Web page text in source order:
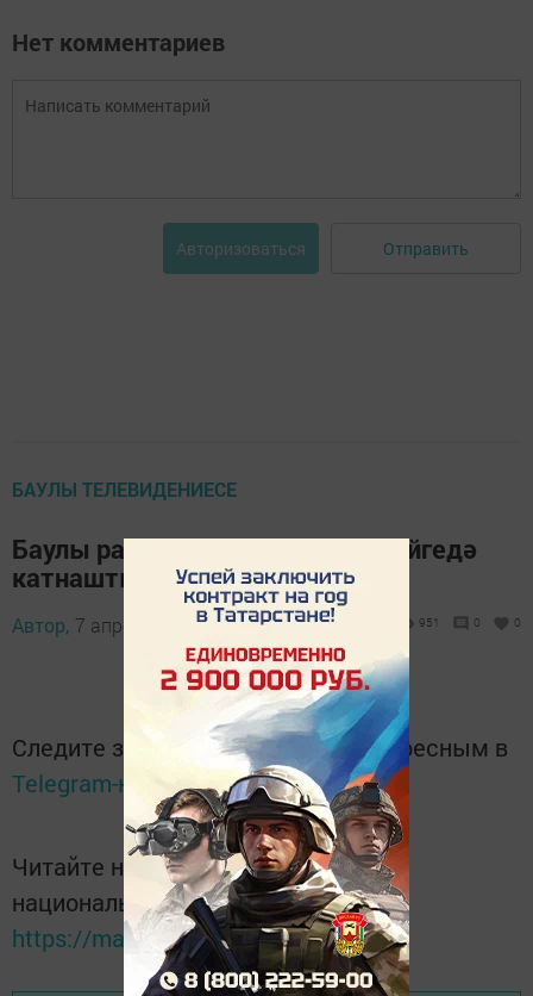
Нет комментариев
Авторизоваться Отправить
БАУЛЫ ТЕЛЕВИДЕНИЕСЕ
Баулы районы укытучылары бәйгедә
катнашты - 6.04.2017
Автор, 7 апрель 2017 - 11:47 951 0 0
Следите за самым важным и интересным в
Telegram-каналеТатмедиа
Читайте новости Татарстана в
национальном мессенджере MАХ:
https://max.ru/tatmedia